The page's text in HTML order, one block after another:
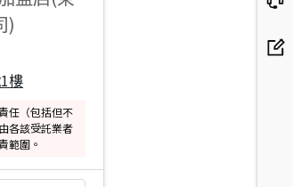
)
樓
任（包括但不
各該受託業者
範圍。